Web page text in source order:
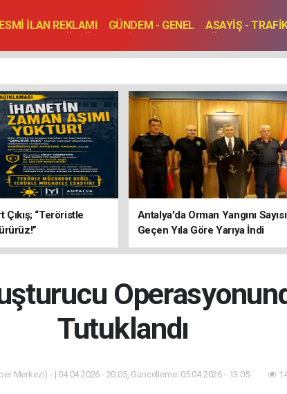
İLAN REKLAMI GÜNDEM - GENEL
ASAYİŞ -
TOPLANTI - DÜĞÜN
Çıkış; “Teröristle
Antalya'da Orman Yangını Sayısı
Geçen Yıla Göre Yarıya İndi
Tutuklandı
Merkezi) - | 04.04.2026 - 20:05, Güncelleme: 05.04.2026 - 13:05